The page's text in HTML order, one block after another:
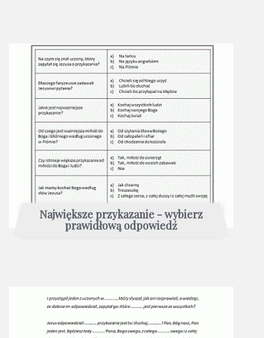
Największe przykazanie - wybierz
prawidłową odpowiedź